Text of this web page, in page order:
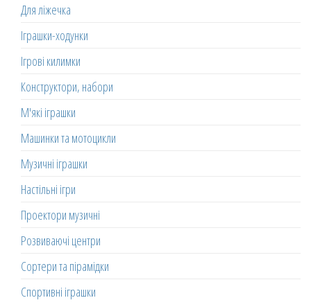
Для ліжечка
Іграшки-ходунки
Ігрові килимки
Конструктори, набори
М'які іграшки
Машинки та мотоцикли
Музичні іграшки
Настільні ігри
Проектори музичні
Розвиваючі центри
Сортери та пірамідки
Спортивні іграшки